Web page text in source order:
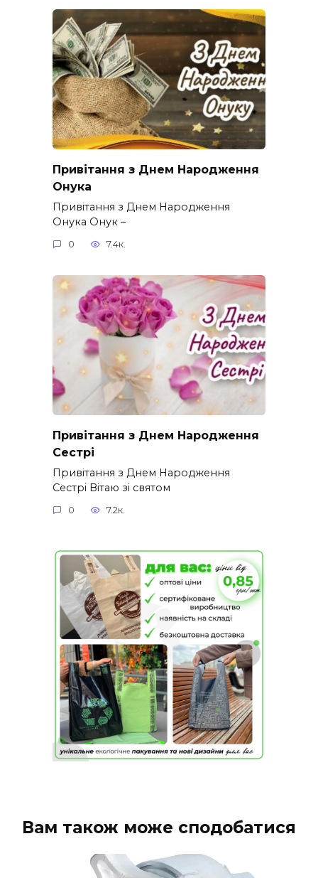
Привітання з Днем Народження
Онука
Привітання з Днем Народження
Онука Онук –
0 7.4к.
Привітання з Днем Народження
Сестрі
Привітання з Днем Народження
Сестрі Вітаю зі святом
0 7.2к.
Вам також може сподобатися